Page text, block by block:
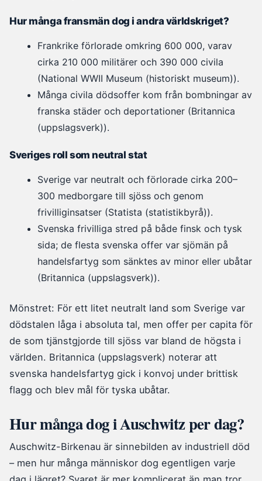
Hur många fransmän dog i andra världskriget?
Frankrike förlorade omkring 600 000, varav
cirka 210 000 militärer och 390 000 civila
(National WWII Museum (historiskt museum)).
Många civila dödsoffer kom från bombningar av
franska städer och deportationer (Britannica
(uppslagsverk)).
Sveriges roll som neutral stat
Sverige var neutralt och förlorade cirka 200–
300 medborgare till sjöss och genom
frivilliginsatser (Statista (statistikbyrå)).
Svenska frivilliga stred på både finsk och tysk
sida; de flesta svenska offer var sjömän på
handelsfartyg som sänktes av minor eller ubåtar
(Britannica (uppslagsverk)).
Mönstret: För ett litet neutralt land som Sverige var
dödstalen låga i absoluta tal, men offer per capita för
de som tjänstgjorde till sjöss var bland de högsta i
världen. Britannica (uppslagsverk) noterar att
svenska handelsfartyg gick i konvoj under brittisk
flagg och blev mål för tyska ubåtar.
Hur många dog i Auschwitz per dag?
Auschwitz-Birkenau är sinnebilden av industriell död
– men hur många människor dog egentligen varje